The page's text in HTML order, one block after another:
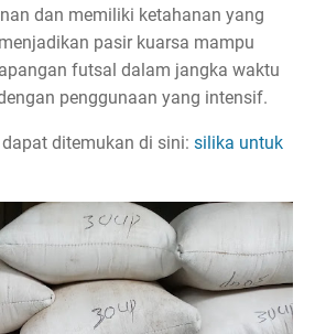
dan memiliki ketahanan yang
pasir kuarsa mampu
futsal dalam jangka waktu
penggunaan yang intensif.
ditemukan di sini: silika untuk